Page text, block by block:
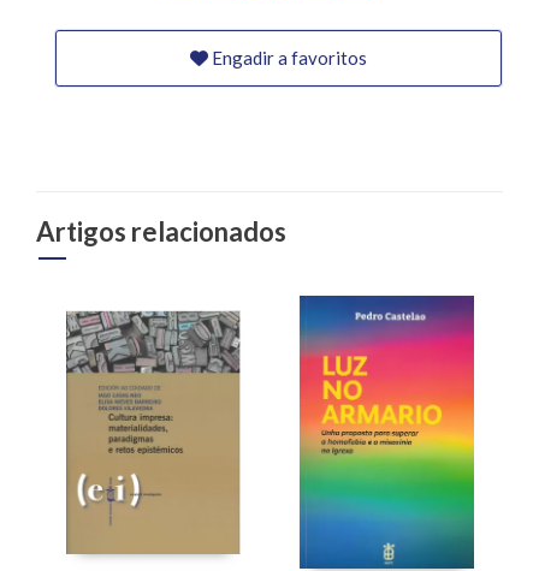
Engadir a favoritos
Artigos relacionados